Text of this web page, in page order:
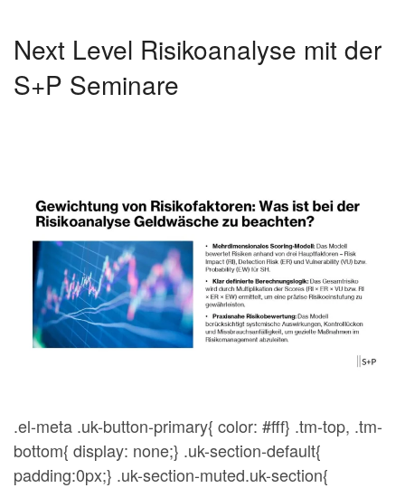
Next Level Risikoanalyse mit der
S+P Seminare
.el-meta .uk-button-primary{ color: #fff} .tm-top, .tm-
bottom{ display: none;} .uk-section-default{
padding:0px;} .uk-section-muted.uk-section{